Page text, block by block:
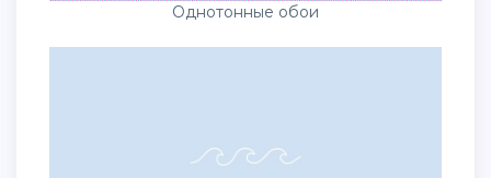
Однотонные обои